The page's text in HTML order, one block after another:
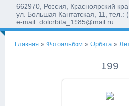
662970, Россия, Красноярский
ул. Большая Кантатская, 11, тел.:
e-mail: dolorbita_1985@mail.ru
Главная » Фотоальбом » Орбита »
199